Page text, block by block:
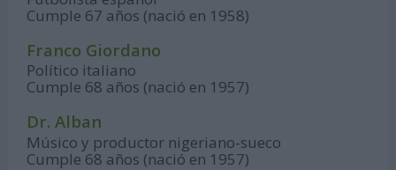
Cumple 67 años (nació en 1958)
Franco Giordano
Político italiano
Cumple 68 años (nació en 1957)
Dr. Alban
Músico y productor nigeriano-sueco
Cumple 68 años (nació en 1957)